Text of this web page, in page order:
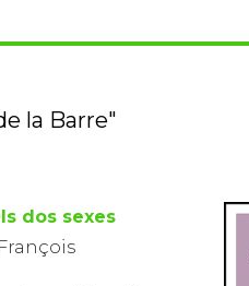
la Barre"
dos sexes